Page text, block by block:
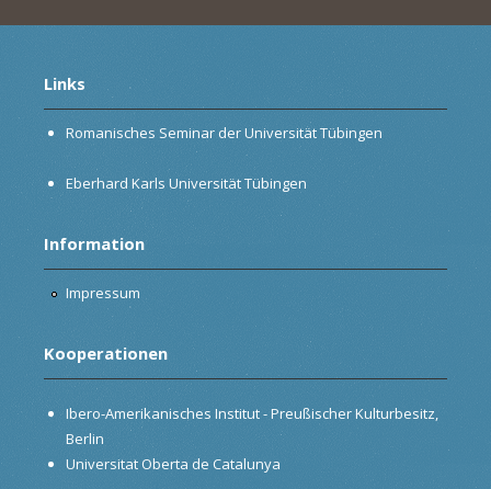
Links
Romanisches Seminar der Universität Tübingen
Eberhard Karls Universität Tübingen
Information
Impressum
Kooperationen
Ibero-Amerikanisches Institut - Preußischer Kulturbesitz,
Berlin
Universitat Oberta de Catalunya